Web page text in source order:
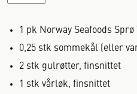
1 pk Norway Seafoods Sprø
0,25 stk sommekål (eller
2 stk gulrøtter, finsnittet
1
stk vårløk, finsnittet